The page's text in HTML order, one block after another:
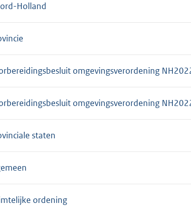
Holland
omgevingsverordening
omgevingsverordening
staten
ordening